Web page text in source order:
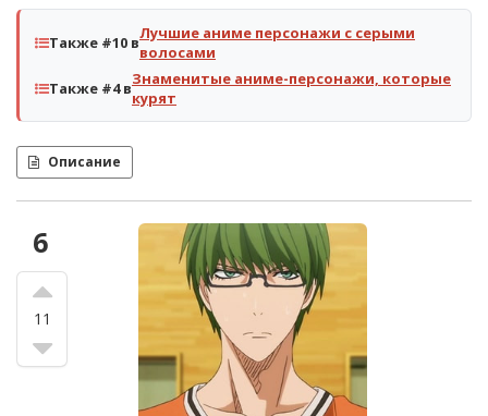
Также #10 вЛучшие аниме персонажи с серыми
волосами
Также #4 вЗнаменитые аниме-персонажи, которые
курят
Описание
6
11